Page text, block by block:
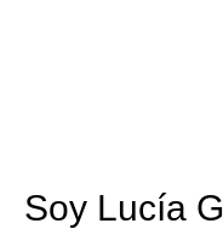
Soy Lucía